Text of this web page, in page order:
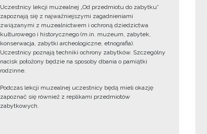
Uczestnicy lekcji muzealnej „Od przedmiotu do zabytku”
zapoznają się z najważniejszymi zagadnieniami
związanymi z muzealnictwem i ochroną dziedzictwa
kulturowego i historycznego (m.in. muzeum, zabytek,
konserwacja, zabytki archeologiczne, etnografia).
Uczestnicy poznają techniki ochrony zabytków. Szczególny
nacisk położony będzie na sposoby dbania o pamiątki
rodzinne.
Podczas lekcji muzealnej uczestnicy będą mieli okazję
zapoznać się również z replikami przedmiotów
zabytkowych.